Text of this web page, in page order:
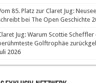
85. Platz zur Claret Jug:
bei The Open Geschichte
Jug: Warum Scottie Scheffler
Golftrophäe
2026